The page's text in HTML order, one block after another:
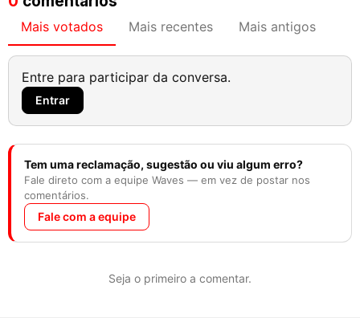
Mais votados Mais recentes Mais antigos
Entre para participar da conversa.
Entrar
Tem uma reclamação, sugestão ou viu algum erro?
Fale direto com a equipe Waves — em vez de postar nos
comentários.
Fale com a equipe
Seja o primeiro a comentar.